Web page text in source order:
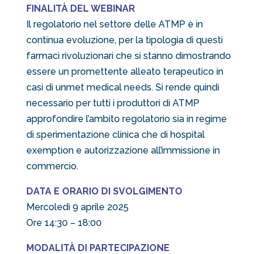
FINALITÀ DEL WEBINAR
Il regolatorio nel settore delle ATMP è in
continua evoluzione, per la tipologia di questi
farmaci rivoluzionari che si stanno dimostrando
essere un promettente alleato terapeutico in
casi di unmet medical needs. Si rende quindi
necessario per tutti i produttori di ATMP
approfondire l’ambito regolatorio sia in regime
di sperimentazione clinica che di hospital
exemption e autorizzazione all’immissione in
commercio.
DATA E ORARIO DI SVOLGIMENTO
Mercoledì 9 aprile 2025
Ore 14:30 – 18:00
MODALITÀ DI PARTECIPAZIONE